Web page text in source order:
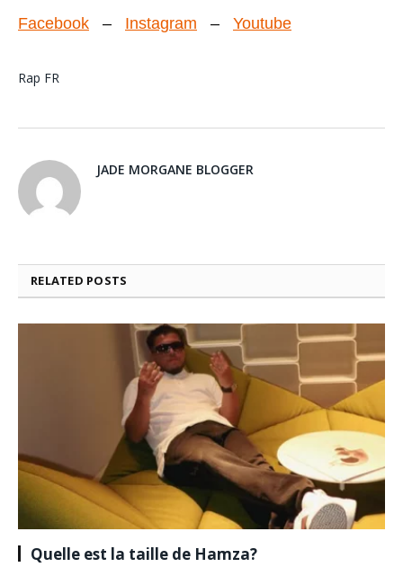
Facebook – Instagram – Youtube
Rap FR
JADE MORGANE BLOGGER
RELATED POSTS
Quelle est la taille de Hamza?